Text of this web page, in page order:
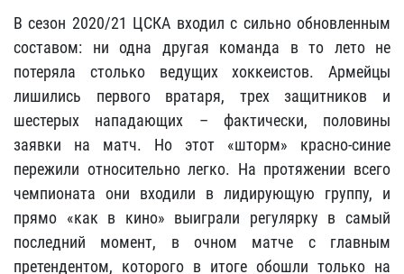
В сезон 2020/21 ЦСКА входил с сильно обновленным
составом: ни одна другая команда в то лето не
потеряла столько ведущих хоккеистов. Армейцы
лишились первого вратаря, трех защитников и
шестерых нападающих – фактически, половины
заявки на матч. Но этот «шторм» красно-синие
пережили относительно легко. На протяжении всего
чемпионата они входили в лидирующую группу, и
прямо «как в кино» выиграли регулярку в самый
последний момент, в очном матче с главным
претендентом, которого в итоге обошли только на